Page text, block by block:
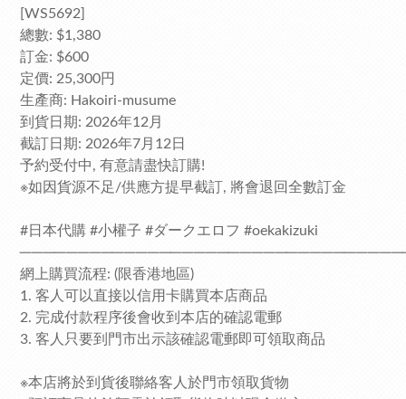
[WS5692]
總數: $1,380
訂金: $600
定價: 25,300円
生產商: Hakoiri-musume
到貨日期: 2026年12月
截訂日期: 2026年7月12日
予約受付中, 有意請盡快訂購!
※如因貨源不足/供應方提早截訂, 將會退回全數訂金
#日本代購 #小權子 #ダークエロフ #oekakizuki
網上購買流程: (限香港地區)
1. 客人可以直接以信用卡購買本店商品
2. 完成付款程序後會收到本店的確認電郵
3. 客人只要到門市出示該確認電郵即可領取商品
※本店將於到貨後聯絡客人於門市領取貨物